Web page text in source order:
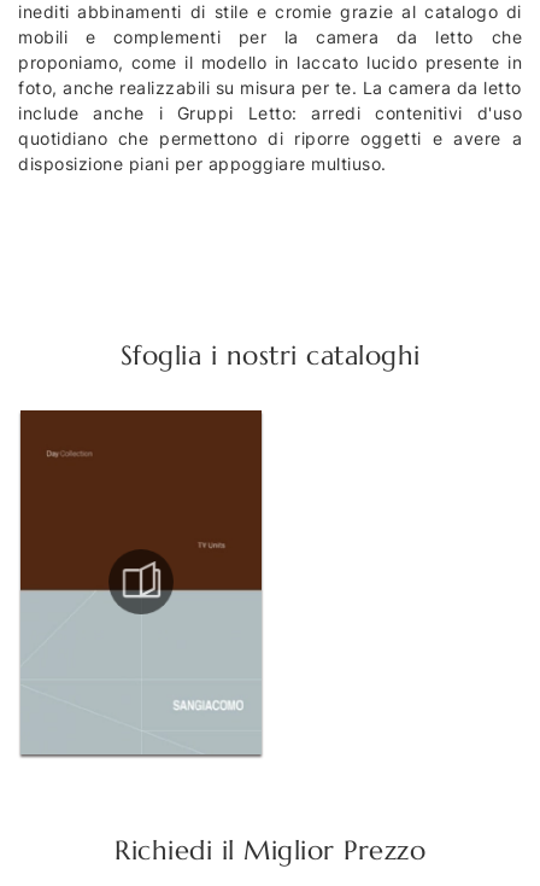
inediti abbinamenti di stile e cromie grazie al catalogo di
mobili e complementi per la camera da letto che
proponiamo, come il modello in laccato lucido presente in
foto, anche realizzabili su misura per te. La camera da letto
include anche i Gruppi Letto: arredi contenitivi d'uso
quotidiano che permettono di riporre oggetti e avere a
disposizione piani per appoggiare multiuso.
Sfoglia i nostri cataloghi
Richiedi il Miglior Prezzo